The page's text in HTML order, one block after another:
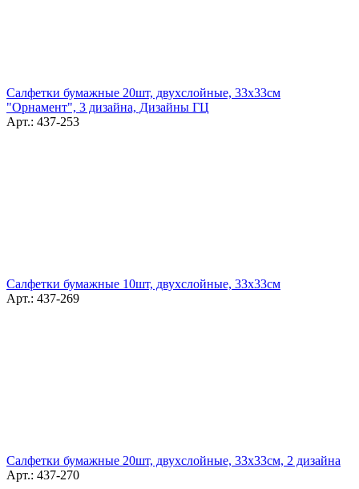
Салфетки бумажные 20шт, двухслойные, 33x33см
"Орнамент", 3 дизайна, Дизайны ГЦ
Арт.: 437-253
Салфетки бумажные 10шт, двухслойные, 33x33см
Арт.: 437-269
Салфетки бумажные 20шт, двухслойные, 33x33см, 2 дизайна
Арт.: 437-270